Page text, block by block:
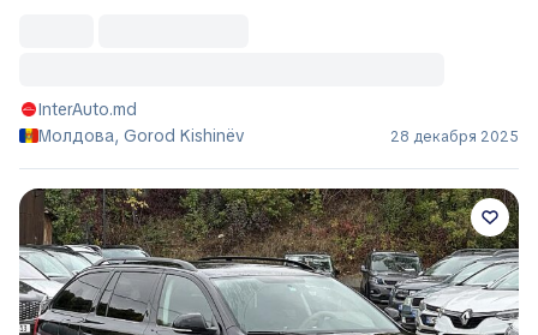
InterAuto.md
Молдова, Gorod Kishinëv
28 декабря 2025